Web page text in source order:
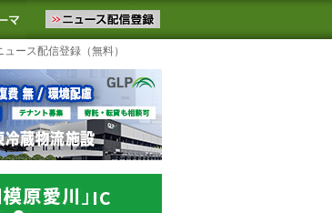
けします。物流ニュースメール配信を登録す
追加 よく見るテーマ
ュース配信登録（無料）